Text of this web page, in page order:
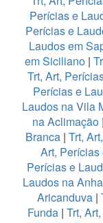
Perícias e
Perícias e
Laudos em
em Siciliano |
Trt, Art,
Perícias e
Laudos na Vila
na Aclimação|
Branca | Trt,
Art,
Perícias e
Laudos na
Aricanduva |
Funda | Trt,